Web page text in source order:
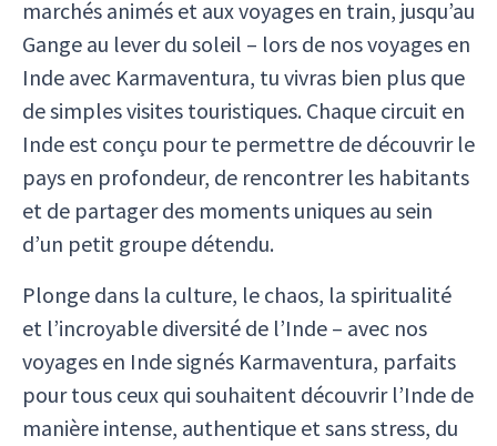
marchés animés et aux voyages en train, jusqu’au
Gange au lever du soleil – lors de nos voyages en
Inde avec Karmaventura, tu vivras bien plus que
de simples visites touristiques. Chaque circuit en
Inde est conçu pour te permettre de découvrir le
pays en profondeur, de rencontrer les habitants
et de partager des moments uniques au sein
d’un petit groupe détendu.
Plonge dans la culture, le chaos, la spiritualité
et l’incroyable diversité de l’Inde – avec nos
voyages en Inde signés Karmaventura, parfaits
pour tous ceux qui souhaitent découvrir l’Inde de
manière intense, authentique et sans stress, du